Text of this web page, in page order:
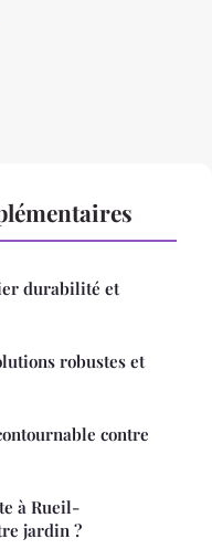
durabilité et
robustes et
contre
à Rueil-
jardin ?